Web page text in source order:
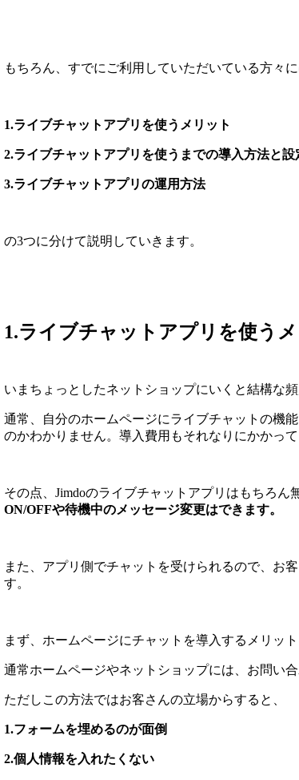
もちろん、すでにご利用していただいている方々
1.ライブチャットアプリを使うメリット
2.ライブチャットアプリを使うまでの導入方法と設
3.ライブチャットアプリの運用方法
の3つに分けて説明していきます。
1.ライブチャットアプリを使う
いまちょっとしたネットショップにいくと結構な
通常、自分のホームページにライブチャットの機
のかわかりません。導入費用もそれなりにかかって
その点、Jimdoのライブチャットアプリはもちろ
ON/OFFや待機中のメッセージ変更はできます。
また、アプリ側でチャットを受けられるので、お
す。
まず、ホームページにチャットを導入するメリッ
通常ホームページやネットショップには、お問い
ただしこの方法ではお客さんの立場からすると、
1.フォームを埋めるのが面倒
2.個人情報を入れたくない